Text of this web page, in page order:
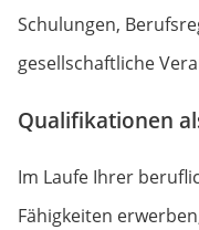
Schulungen,
gesellschaftliche
Qualifikationen
Im Laufe Ihrer
Fähigkeiten